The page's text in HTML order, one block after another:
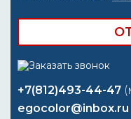
+7(812)493-44-47
egocolor@inbox.ru